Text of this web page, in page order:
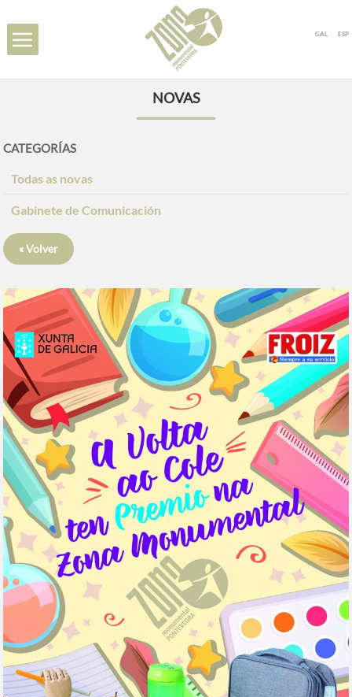
GAL ESP
NOVAS
CATEGORÍAS
Todas as novas
Gabinete de Comunicación
« Volver